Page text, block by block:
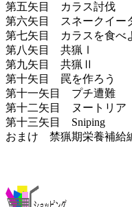
第五矢目 カラス討伐
第六矢目 スネークイー
第七矢目 カラスを食べ
第八矢目 共猟Ⅰ
第九矢目 共猟Ⅱ
第十矢目 罠を作ろう
第十一矢目 プチ遭難
第十二矢目 ヌートリア
第十三矢目 Sniping
おまけ 禁猟期栄養補給